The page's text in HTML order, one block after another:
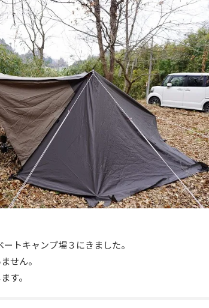
トキャンプ場３にきました。
せん。
す。